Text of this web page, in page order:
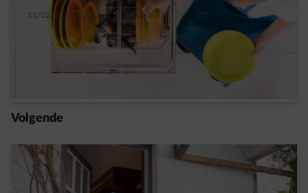
11/02/2020 1 min. | Sébastien V.
Speelt de watertemperatuur een rol in het
verbruik van je wasmachine?
Volgende